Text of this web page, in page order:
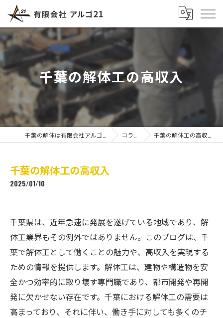
千葉の解体工の高収入
コラム 千葉の解体工の高収入
千葉の解体工の高収入
2025/01/10
千葉県は、近年急速に発展を遂げている地域であり、解
体工業界もその例外ではありません。このブログは、千
葉で解体工として働くことの魅力や、高収入を実現する
ための情報を提供します。解体工は、建物や構造物を安
全かつ効率的に取り壊す専門職であり、都市開発や再開
発に欠かせない存在です。千葉における解体工の需要は
高まっており、それに伴い、働き手に対しても多くのチ